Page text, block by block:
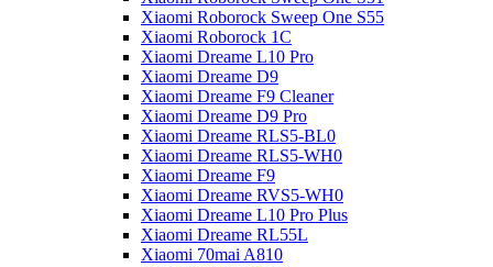
Xiaomi Roborock Sweep One S55
Xiaomi Roborock 1C
Xiaomi Dreame L10 Pro
Xiaomi Dreame D9
Xiaomi Dreame F9 Cleaner
Xiaomi Dreame D9 Pro
Xiaomi Dreame RLS5-BL0
Xiaomi Dreame RLS5-WH0
Xiaomi Dreame F9
Xiaomi Dreame RVS5-WH0
Xiaomi Dreame L10 Pro Plus
Xiaomi Dreame RL55L
Xiaomi 70mai A810